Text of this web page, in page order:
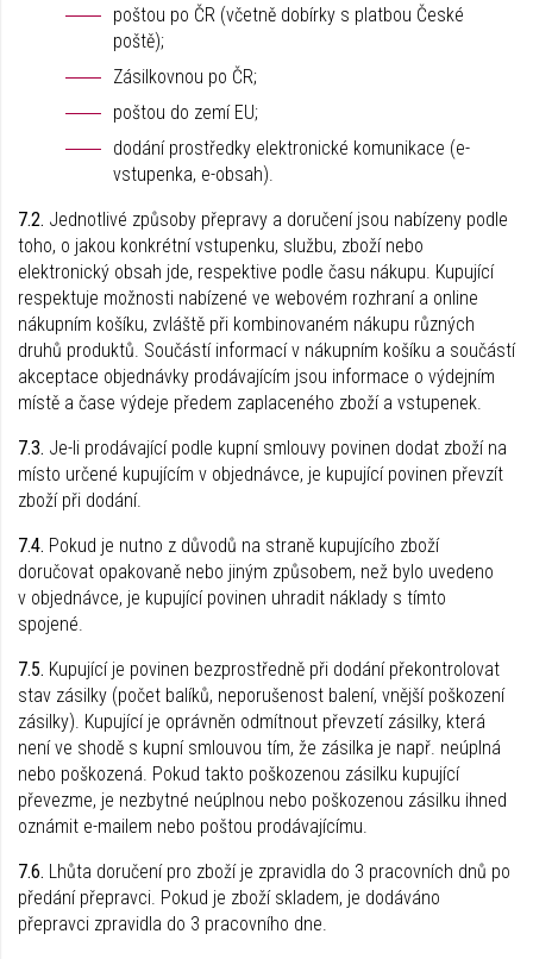
poštou po ČR (včetně dobírky s platbou České
poště);
Zásilkovnou po ČR;
poštou do zemí EU;
dodání prostředky elektronické komunikace (e-
vstupenka, e-obsah).
7.2. Jednotlivé způsoby přepravy a doručení jsou nabízeny podle
toho, o jakou konkrétní vstupenku, službu, zboží nebo
elektronický obsah jde, respektive podle času nákupu. Kupující
respektuje možnosti nabízené ve webovém rozhraní a online
nákupním košíku, zvláště při kombinovaném nákupu různých
druhů produktů. Součástí informací v nákupním košíku a součástí
akceptace objednávky prodávajícím jsou informace o výdejním
místě a čase výdeje předem zaplaceného zboží a vstupenek.
7.3. Je-li prodávající podle kupní smlouvy povinen dodat zboží na
místo určené kupujícím v objednávce, je kupující povinen převzít
zboží při dodání.
7.4. Pokud je nutno z důvodů na straně kupujícího zboží
doručovat opakovaně nebo jiným způsobem, než bylo uvedeno
v objednávce, je kupující povinen uhradit náklady s tímto
spojené.
7.5. Kupující je povinen bezprostředně při dodání překontrolovat
stav zásilky (počet balíků, neporušenost balení, vnější poškození
zásilky). Kupující je oprávněn odmítnout převzetí zásilky, která
není ve shodě s kupní smlouvou tím, že zásilka je např. neúplná
nebo poškozená. Pokud takto poškozenou zásilku kupující
převezme, je nezbytné neúplnou nebo poškozenou zásilku ihned
oznámit e-mailem nebo poštou prodávajícímu.
7.6. Lhůta doručení pro zboží je zpravidla do 3 pracovních dnů po
předání přepravci. Pokud je zboží skladem, je dodáváno
přepravci zpravidla do 3 pracovního dne.